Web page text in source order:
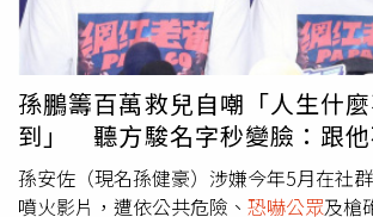
平常心去面對，把問題解決掉，繼續走下
自己曾提醒狄鶯和孫安佐，既然進入網
酸民的批評，不要與網友互相爭辯，「如
你一句我一句、你來我往的互相謾罵，其
的」。孫鵬坦言，網友想怎麼說是他們的
不然也沒有辦法限制他們，但自己也不喜
式，因此他選擇不進入網路世界。孫鵬也
孫鵬籌百萬救兒自嘲「人生什
到」 聽方駿名字秒變臉：跟
孫安佐（現名孫健豪）涉嫌今年5月在社
噴火影片，遭依公共危險、 恐嚇公眾及槍